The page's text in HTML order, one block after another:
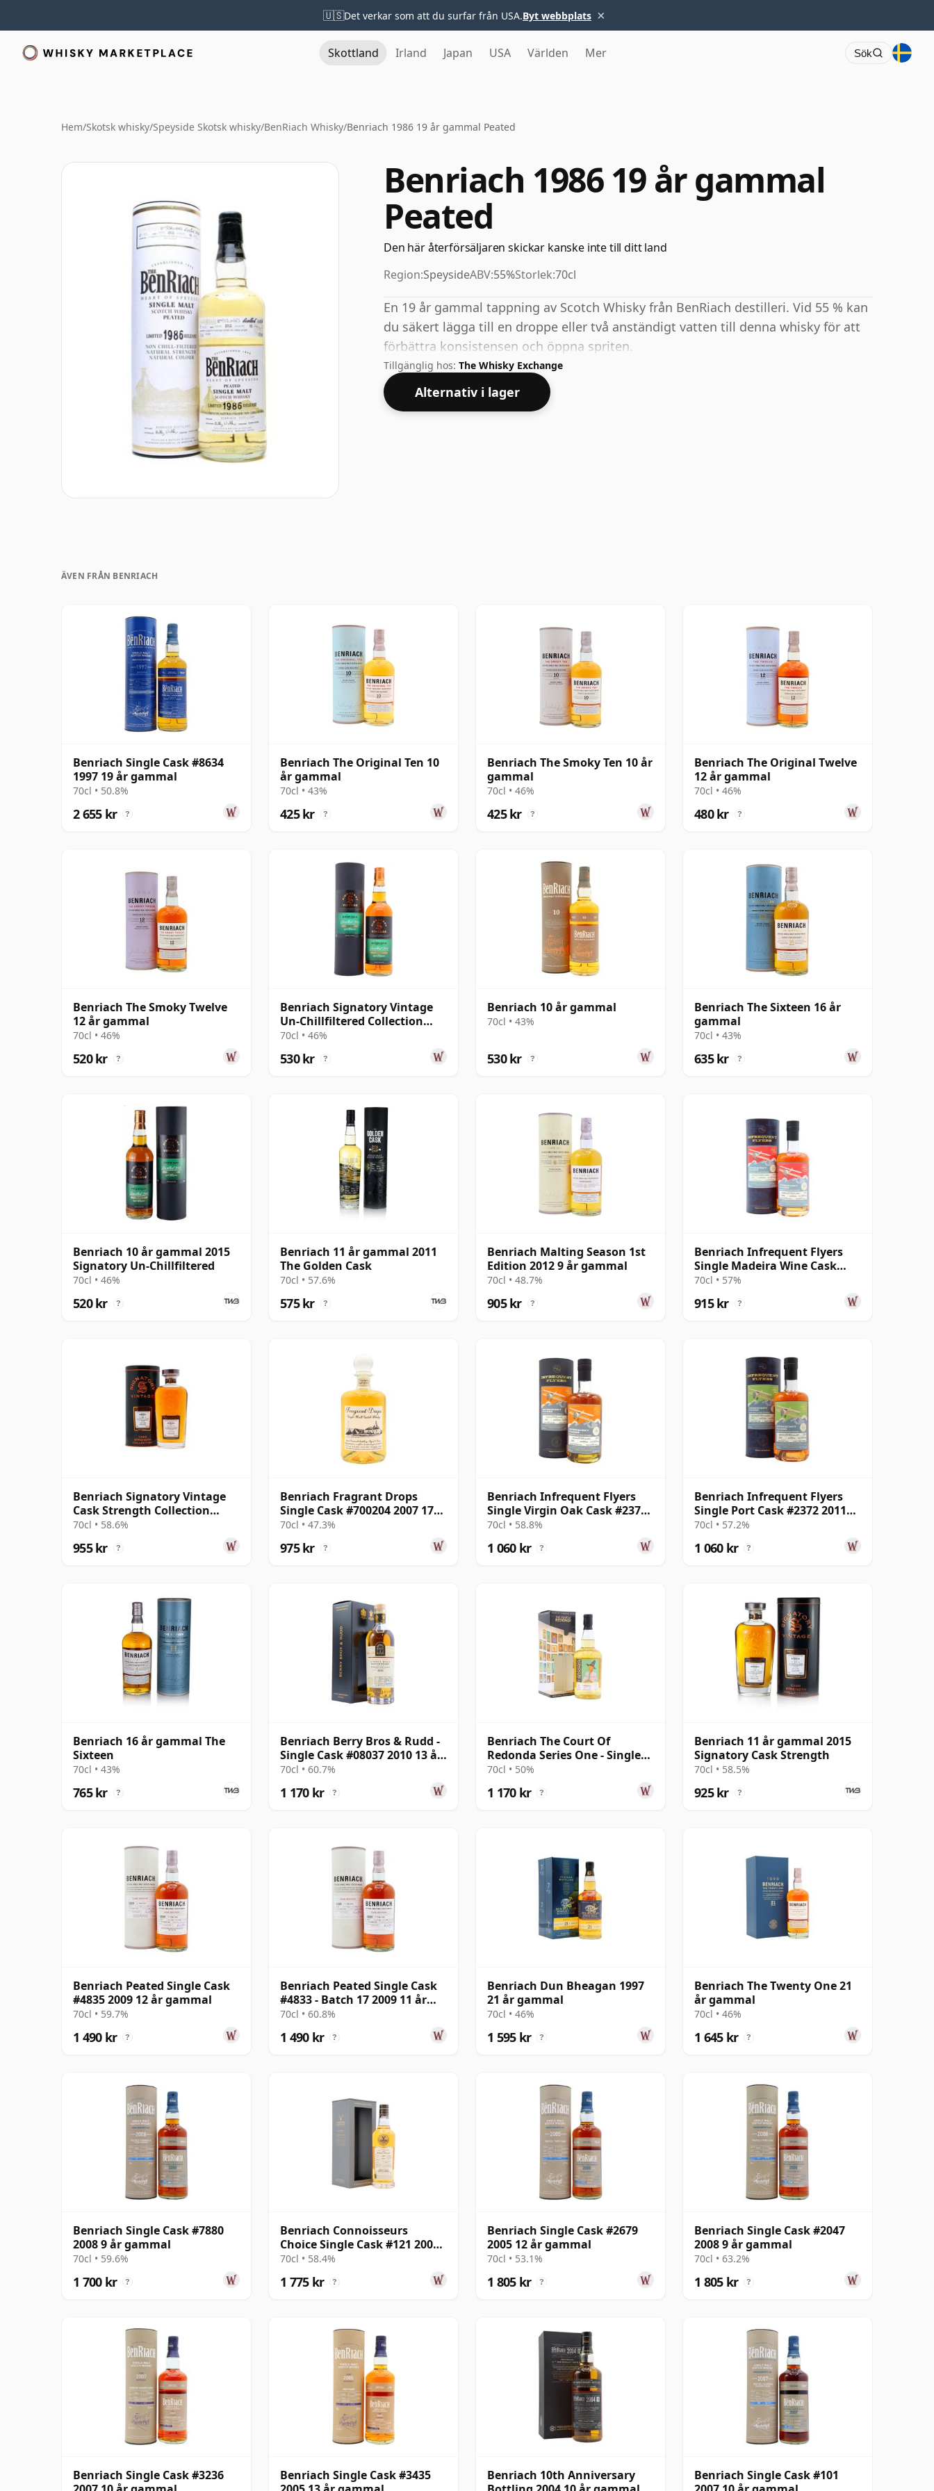
🇺🇸Det verkar som att du surfar från USA.Byt webbplats ×
Skottland Irland Japan USA Världen Mer Sök
Hem/Skotsk whisky/Speyside Skotsk whisky/BenRiach Whisky/Benriach 1986 19 år gammal Peated
Benriach 1986 19 år gammal
Peated
Den här återförsäljaren skickar kanske inte till ditt land
Region:SpeysideABV:55%Storlek:70cl
En 19 år gammal tappning av Scotch Whisky från BenRiach destilleri. Vid 55 % kan
du säkert lägga till en droppe eller två anständigt vatten till denna whisky för att
förbättra konsistensen och öppna spriten.
Tillgänglig hos: The Whisky Exchange
Alternativ i lager
ÄVEN FRÅN BENRIACH
Benriach Single Cask #8634
1997 19 år gammal
70cl • 50.8%
2 655 kr ?
Benriach The Original Ten 10
år gammal
70cl • 43%
425 kr ?
Benriach The Smoky Ten 10 år
gammal
70cl • 46%
425 kr ?
Benriach The Original Twelve
12 år gammal
70cl • 46%
480 kr ?
Benriach The Smoky Twelve
12 år gammal
70cl • 46%
520 kr ?
Benriach Signatory Vintage
Un-Chillfiltered Collection
Sing 2015 10 år gammal
70cl • 46%
530 kr ?
Benriach 10 år gammal
70cl • 43%
530 kr ?
Benriach The Sixteen 16 år
gammal
70cl • 43%
635 kr ?
Benriach 10 år gammal 2015
Signatory Un-Chillfiltered
70cl • 46%
520 kr ?
Benriach 11 år gammal 2011
The Golden Cask
70cl • 57.6%
575 kr ?
Benriach Malting Season 1st
Edition 2012 9 år gammal
70cl • 48.7%
905 kr ?
Benriach Infrequent Flyers
Single Madeira Wine Cask
#2376 2011 13 år gammal
70cl • 57%
915 kr ?
Benriach Signatory Vintage
Cask Strength Collection
Single 2015 11 år gammal
70cl • 58.6%
955 kr ?
Benriach Fragrant Drops
Single Cask #700204 2007 17
år gammal
70cl • 47.3%
975 kr ?
Benriach Infrequent Flyers
Single Virgin Oak Cask #2377
2011 10 år gammal
70cl • 58.8%
1 060 kr ?
Benriach Infrequent Flyers
Single Port Cask #2372 2011
11 år gammal
70cl • 57.2%
1 060 kr ?
Benriach 16 år gammal The
Sixteen
70cl • 43%
765 kr ?
Benriach Berry Bros & Rudd -
Single Cask #08037 2010 13 år
gammal
70cl • 60.7%
1 170 kr ?
Benriach The Court Of
Redonda Series One - Single
Malt 2013 10 år gammal
70cl • 50%
1 170 kr ?
Benriach 11 år gammal 2015
Signatory Cask Strength
70cl • 58.5%
925 kr ?
Benriach Peated Single Cask
#4835 2009 12 år gammal
70cl • 59.7%
1 490 kr ?
Benriach Peated Single Cask
#4833 - Batch 17 2009 11 år
gammal
70cl • 60.8%
1 490 kr ?
Benriach Dun Bheagan 1997
21 år gammal
70cl • 46%
1 595 kr ?
Benriach The Twenty One 21
år gammal
70cl • 46%
1 645 kr ?
Benriach Single Cask #7880
2008 9 år gammal
70cl • 59.6%
1 700 kr ?
Benriach Connoisseurs
Choice Single Cask #121 2005
17 år gammal
70cl • 58.4%
1 775 kr ?
Benriach Single Cask #2679
2005 12 år gammal
70cl • 53.1%
1 805 kr ?
Benriach Single Cask #2047
2008 9 år gammal
70cl • 63.2%
1 805 kr ?
Benriach Single Cask #3236
Benriach Single Cask #3435
Benriach 10th Anniversary
Benriach Single Cask #101